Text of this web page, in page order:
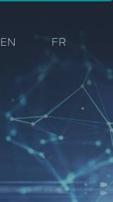
EN FR